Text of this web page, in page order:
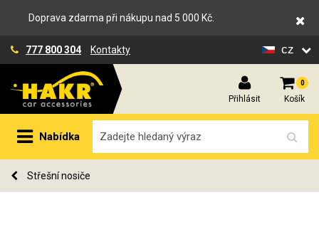
Doprava zdarma při nákupu nad 5 000 Kč.
777 800 304 Kontakty cz
Přihlásit
0
Košík
Nabídka
Střešní nosiče